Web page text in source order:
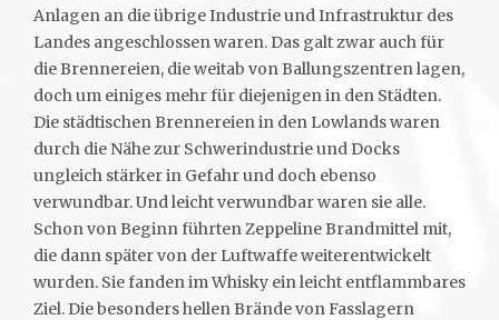
Anlagen an die übrige Industrie und Infrastruktur des
Landes angeschlossen waren. Das galt zwar auch für
die Brennereien, die weitab von Ballungszentren lagen,
doch um einiges mehr für diejenigen in den Städten.
Die städtischen Brennereien in den Lowlands waren
durch die Nähe zur Schwerindustrie und Docks
ungleich stärker in Gefahr und doch ebenso
verwundbar. Und leicht verwundbar waren sie alle.
Schon von Beginn führten Zeppeline Brandmittel mit,
die dann später von der Luftwaffe weiterentwickelt
wurden. Sie fanden im Whisky ein leicht entflammbares
Ziel. Die besonders hellen Brände von Fasslagern